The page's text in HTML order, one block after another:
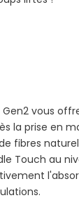
vous
la prise en
fibres
Touch au